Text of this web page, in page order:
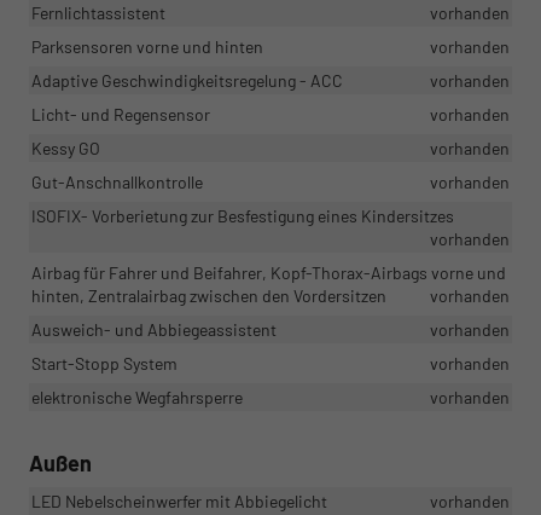
Fernlichtassistent
vorhanden
Parksensoren vorne und hinten
vorhanden
Adaptive Geschwindigkeitsregelung - ACC
vorhanden
Licht- und Regensensor
vorhanden
Kessy GO
vorhanden
Gut-Anschnallkontrolle
vorhanden
ISOFIX- Vorberietung zur Besfestigung eines Kindersitzes
vorhanden
Airbag für Fahrer und Beifahrer, Kopf-Thorax-Airbags vorne und
hinten, Zentralairbag zwischen den Vordersitzen
vorhanden
Ausweich- und Abbiegeassistent
vorhanden
Start-Stopp System
vorhanden
elektronische Wegfahrsperre
vorhanden
Außen
LED Nebelscheinwerfer mit Abbiegelicht
vorhanden